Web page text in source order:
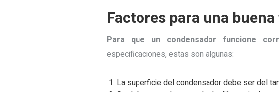
Factores para una
Para que un condensador funcione
especificaciones, estas son algunas:
La superficie del condensador debe ser del